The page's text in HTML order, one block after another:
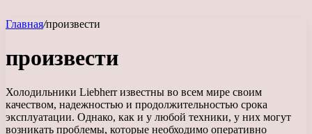
Главная/произвести
произвести
Холодильники Liebherr известны во всем мире своим
качеством, надежностью и продолжительностью срока
эксплуатации. Однако, как и у любой техники, у них могут
возникать проблемы, которые необходимо оперативно